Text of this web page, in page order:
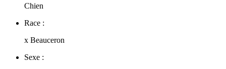
Chien
Race :
x Beauceron
Sexe :